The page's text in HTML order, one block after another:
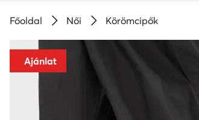
Főoldal Női Körömcipők
Ajánlat